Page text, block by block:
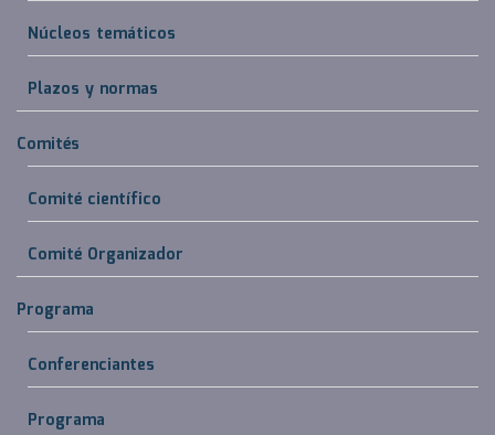
Núcleos temáticos
Plazos y normas
Comités
Comité científico
Comité Organizador
Programa
Conferenciantes
Programa